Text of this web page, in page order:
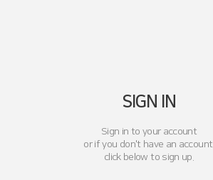
SIGN IN
Sign in to your account
or if you don't have an account.
click below to sign up.